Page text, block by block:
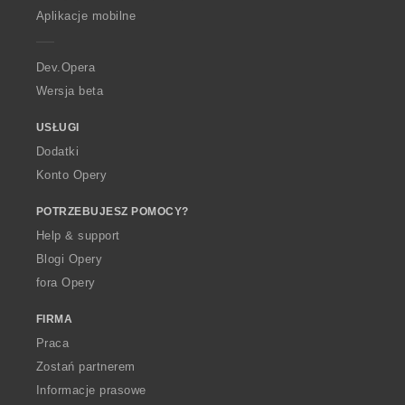
p
a
Aplikacje mobilne
Dev.Opera
Wersja beta
USŁUGI
Dodatki
Konto Opery
POTRZEBUJESZ POMOCY?
Help & support
Blogi Opery
fora Opery
FIRMA
Praca
Zostań partnerem
Informacje prasowe